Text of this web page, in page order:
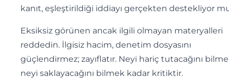
kanıt, eşleştirildiği iddiayı gerçekten destekliyor
Eksiksiz görünen ancak ilgili olmayan materyalleri
reddedin. İlgisiz hacim, denetim dosyasını
güçlendirmez; zayıflatır. Neyi hariç tutacağını
neyi saklayacağını bilmek kadar kritiktir.